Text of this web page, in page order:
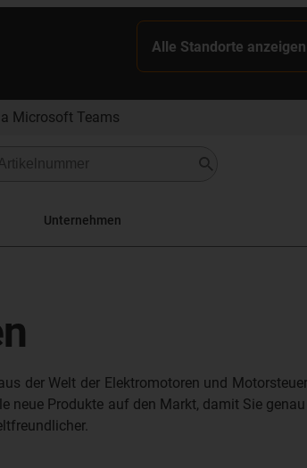
Alle Standorte anzeigen
Microsoft Teams
Unternehmen
der Welt der Elektromotoren und
Produkte auf den Markt, damit Sie